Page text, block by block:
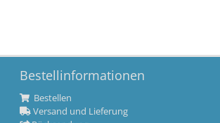
Bestellinformationen
Bestellen
Versand und Lieferung